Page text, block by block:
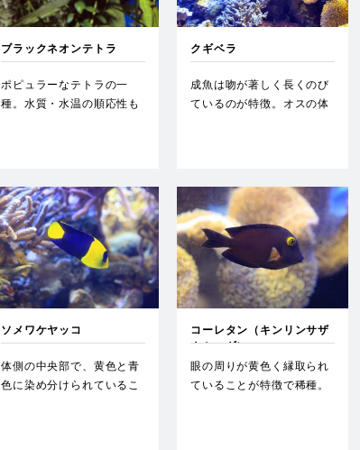
ブラックネオンテトラ
ポピュラーなテトラの一
種。水質・水温の順応性も
クギベラ
成魚は吻が著しく長くのび
ているのが特徴。オスの体
ソメワケヤッコ
体側の中央部で、黄色と青
色に染め分けられているこ
コーレタン（キンリンサザ
ナミハギ）
眼の周りが黄色く縁取られ
ていることが特徴で稀種。